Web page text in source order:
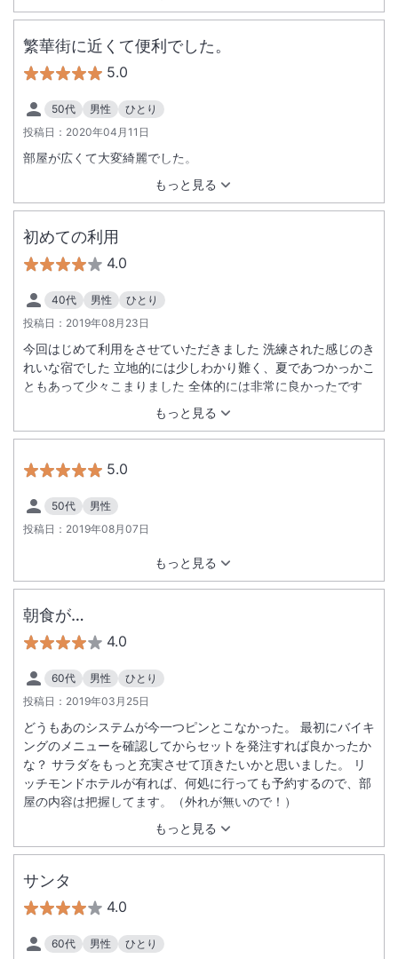
繁華街に近くて便利でした。
5.0
50代 男性
ひとり
投稿日： 2020年04月11日
もっと見る
部屋が広くて大変綺麗でした。
初めての利用
4.0
40代 男性
ひとり
投稿日： 2019年08月23日
もっと見る
今回はじめて利用をさせていただきました 洗練された感じのき
れいな宿でした 立地的には少しわかり難く、夏であつかっかこ
ともあって少々こまりました 全体的には非常に良かったです
5.0
50代
男性
投稿日： 2019年08月07日
もっと見る
朝食が…
4.0
60代 男性
ひとり
投稿日： 2019年03月25日
もっと見る
どうもあのシステムが今一つピンとこなかった。 最初にバイキ
ングのメニューを確認してからセットを発注すれば良かったか
な？ サラダをもっと充実させて頂きたいかと思いました。 リ
ッチモンドホテルが有れば、何処に行っても予約するので、部
屋の内容は把握してます。（外れが無いので！）
サンタ
4.0
60代 男性
ひとり